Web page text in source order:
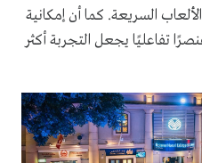
السريعة. كما أن إمكانية
تفاعليًا يجعل التجربة أكثر